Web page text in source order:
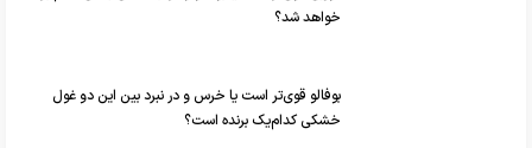
خواهد شد؟
بوفالو قوی‌تر است یا خرس و در نبرد بین این دو غول
خشکی کدام‌یک برنده است؟